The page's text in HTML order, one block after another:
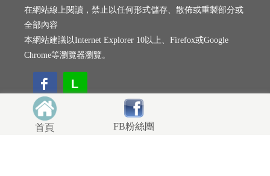
首頁 FB粉絲團
在網站線上閱讀，禁止以任何形式儲存、散佈或重製部分或
全部內容
本網站建議以Internet Explorer 10以上、Firefox或Google
Chrome等瀏覽器瀏覽。
L